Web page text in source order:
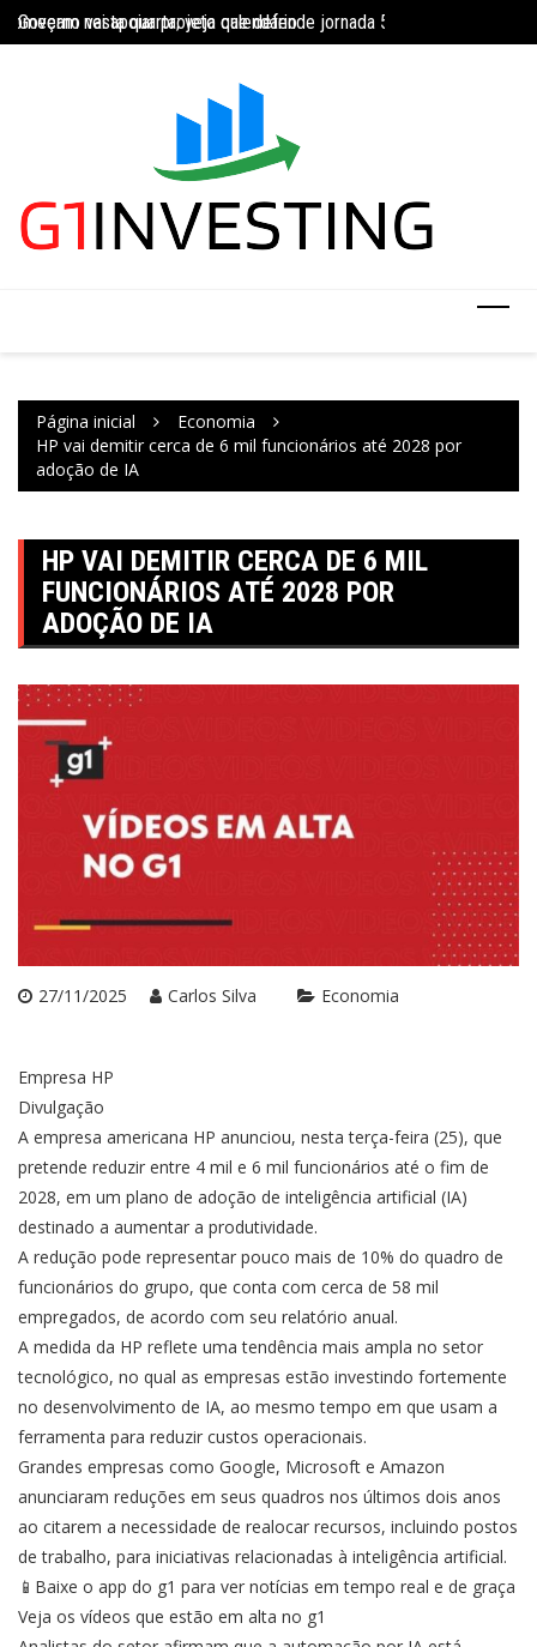
para
Governo vai apoiar projeto que defende jornada 5×2 com limite de
INSS amplia temporariamente prazo de auxílio-doença sem perícia;
Página inicial
Economia
HP vai demitir cerca de 6 mil funcionários até 2028 por
adoção de IA
HP VAI DEMITIR CERCA DE 6 MIL
FUNCIONÁRIOS ATÉ 2028 POR
ADOÇÃO DE IA
27/11/2025 Carlos Silva Economia
Empresa HP
Divulgação
A empresa americana HP anunciou, nesta terça-feira (25), que
pretende reduzir entre 4 mil e 6 mil funcionários até o fim de
2028, em um plano de adoção de inteligência artificial (IA)
destinado a aumentar a produtividade.
A redução pode representar pouco mais de 10% do quadro de
funcionários do grupo, que conta com cerca de 58 mil
empregados, de acordo com seu relatório anual.
A medida da HP reflete uma tendência mais ampla no setor
tecnológico, no qual as empresas estão investindo fortemente
no desenvolvimento de IA, ao mesmo tempo em que usam a
ferramenta para reduzir custos operacionais.
Grandes empresas como Google, Microsoft e Amazon
anunciaram reduções em seus quadros nos últimos dois anos
ao citarem a necessidade de realocar recursos, incluindo postos
de trabalho, para iniciativas relacionadas à inteligência artificial.
📱Baixe o app do g1 para ver notícias em tempo real e de graça
Veja os vídeos que estão em alta no g1